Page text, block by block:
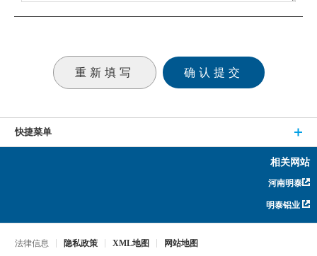
快捷菜单
相关网站
河南明泰
明泰铝业
法律信息 隐私政策 XML地图 网站地图